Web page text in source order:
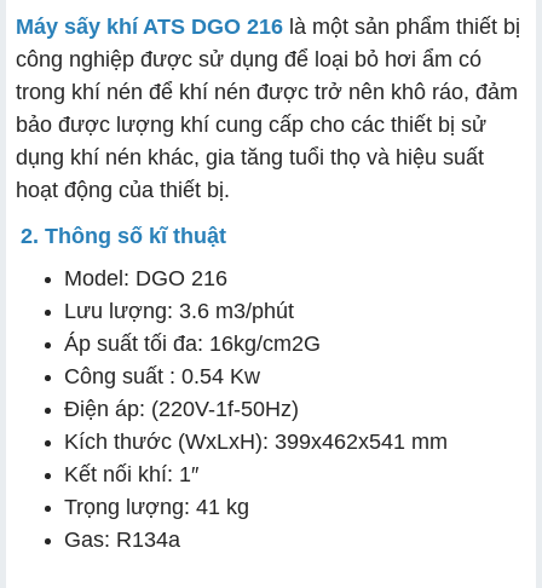
Máy sấy khí ATS DGO 216 là một sản phẩm thiết bị
công nghiệp được sử dụng để loại bỏ hơi ẩm có
trong khí nén để khí nén được trở nên khô ráo, đảm
bảo được lượng khí cung cấp cho các thiết bị sử
dụng khí nén khác, gia tăng tuổi thọ và hiệu suất
hoạt động của thiết bị.
2. Thông số kĩ thuật
Model: DGO 216
Lưu lượng: 3.6 m3/phút
Áp suất tối đa: 16kg/cm2G
Công suất : 0.54 Kw
Điện áp: (220V-1f-50Hz)
Kích thước (WxLxH): 399x462x541 mm
Kết nối khí: 1″
Trọng lượng: 41 kg
Gas: R134a